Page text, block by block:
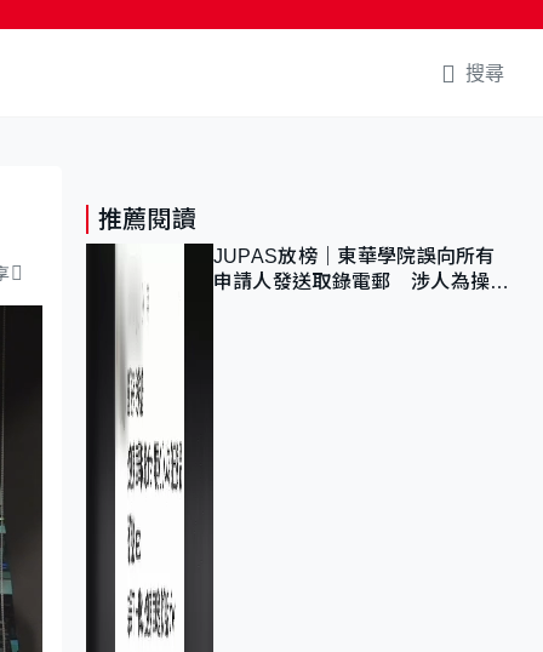
搜尋
推薦閱讀
JUPAS放榜｜東華學院誤向所有
申請人發送取錄電郵 涉人為操作